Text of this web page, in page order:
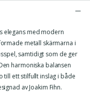
elegans med modern
metall skärmarna i
samtidigt som de ger
harmoniska balansen
till ett stilfullt inslag i både
av Joakim Fihn.